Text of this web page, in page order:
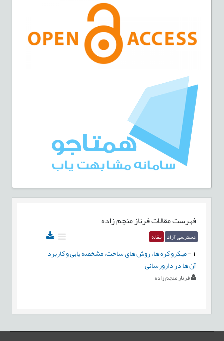
فهرست مقالاتفرناز منجم زاده
دسترسی آزاد مقاله
-میکرو کره ها، روش های ساخت، مشخصه يابی و کاربرد
آن ها در دارورسانی
فرناز منجم زاده